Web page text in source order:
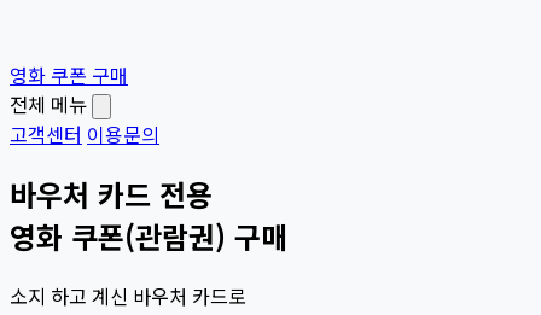
영화 쿠폰 구매
전체 메뉴
고객센터 이용문의
바우처 카드 전용
영화 쿠폰(관람권) 구매
소지 하고 계신 바우처 카드로